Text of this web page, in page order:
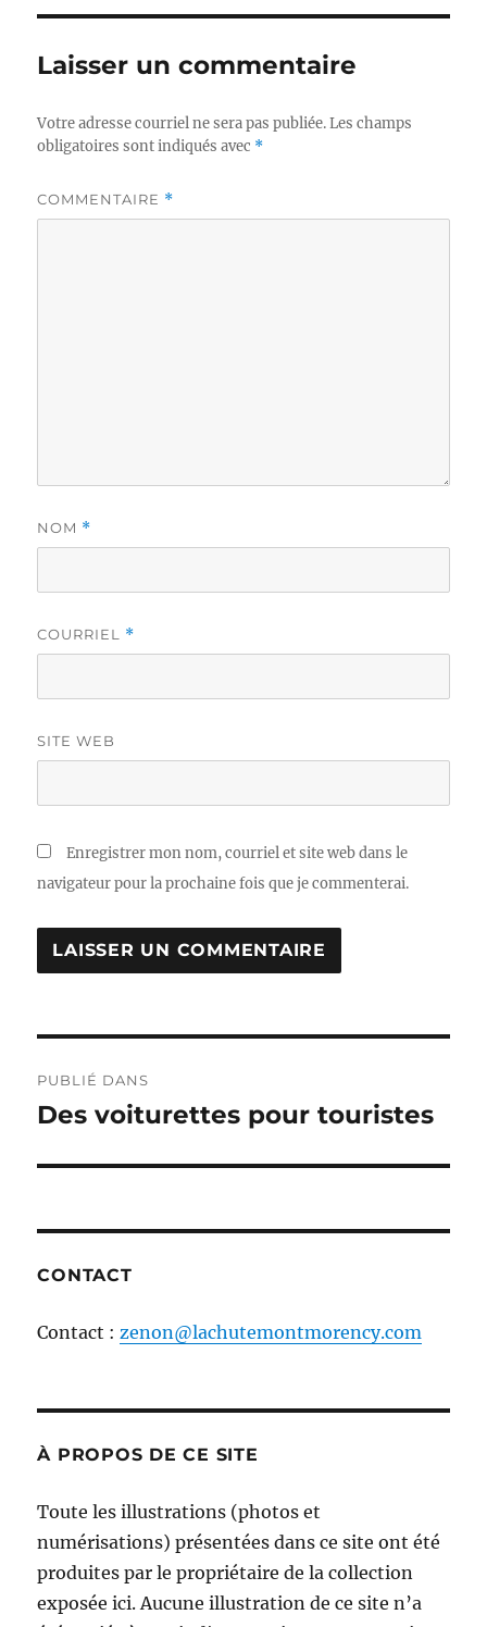
Laisser un commentaire
Votre adresse courriel ne sera pas publiée. Les champs
obligatoires sont indiqués avec *
COMMENTAIRE *
NOM *
COURRIEL *
SITE WEB
Enregistrer mon nom, courriel et site web dans le
navigateur pour la prochaine fois que je commenterai.
de
PUBLIÉ DANS
Des voiturettes pour touristes
CONTACT
Contact : zenon@lachutemontmorency.com
À PROPOS DE CE SITE
Toute les illustrations (photos et
numérisations) présentées dans ce site ont été
produites par le propriétaire de la collection
exposée ici. Aucune illustration de ce site n’a